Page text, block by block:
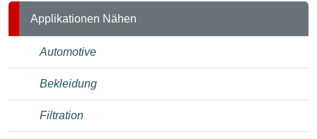
Applikationen Nähen
Automotive
Bekleidung
Filtration